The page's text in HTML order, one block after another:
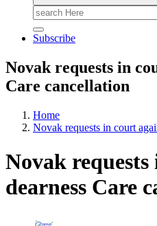
Search
for:
Subscribe
Novak requests in
Care cancellation
Home
Novak requests in court
Novak
dearness Care